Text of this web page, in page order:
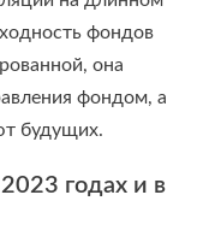
фондов
она
фондом, а
будущих.
годах и в